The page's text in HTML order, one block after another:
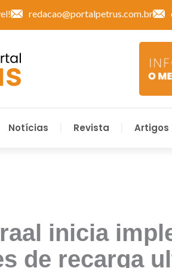
redacao@portalpetrus.com.br
Notícias Revista Artigos
inicia
de recarga